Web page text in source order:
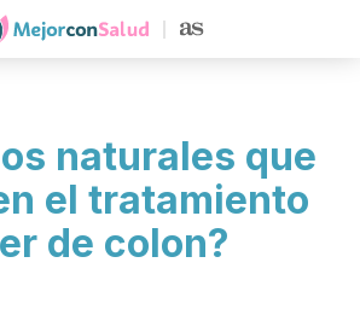
naturales que
el tratamiento
de colon?